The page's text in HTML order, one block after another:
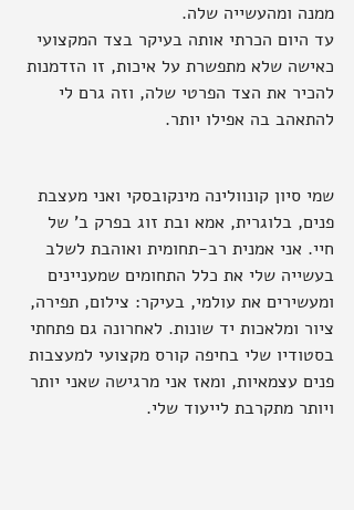
ממנה ומהעשייה שלה.
עד היום הכרתי אותה בעיקר בצד המקצועי
כאישה שלא מתפשרת על איכות, זו הזדמנות
להכיר את הצד הפרטי שלה, וזה גרם לי
להתאהב בה אפילו יותר.
שמי סיון קונוולינה מינקובסקי ואני מעצבת
פנים, בלוגרית, אמא ובת זוג בפרק ב' של
חיי. אני אמנית רב-תחומית ואוהבת לשלב
בעשייה שלי את כלל התחומים שמעניינים
ומעשירים את עולמי, בעיקר: צילום, תפירה,
ציור ומלאכות יד שונות. לאחרונה גם פתחתי
בסטודיו שלי בחיפה קורס מקצועי למעצבות
פנים עצמאיות, ומאז אני מרגישה שאני יותר
ויותר מתקרבת לייעוד שלי.